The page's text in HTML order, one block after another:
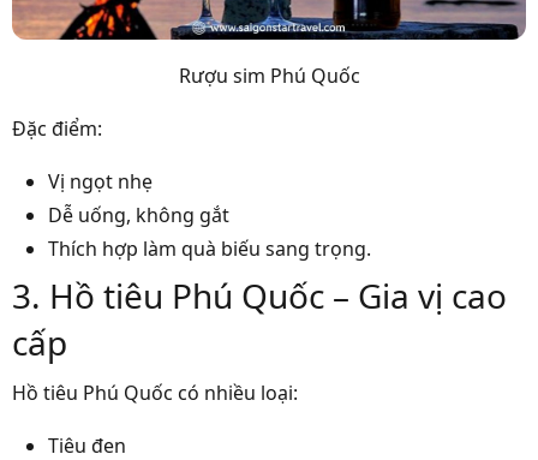
Rượu sim Phú Quốc
Đặc điểm:
Vị ngọt nhẹ
Dễ uống, không gắt
Thích hợp làm quà biếu sang trọng.
3. Hồ tiêu Phú Quốc – Gia vị cao
cấp
Hồ tiêu Phú Quốc có nhiều loại:
Tiêu đen